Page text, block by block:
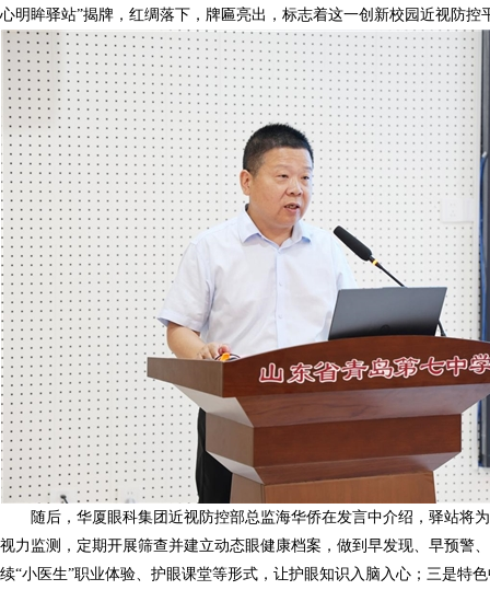
心明眸驿站”揭牌，红绸落下，牌匾亮出，标志着这一创新校园近视防控
随后，华厦眼科集团近视防控部总监海华侨在发言中介绍，驿站将
视力监测，定期开展筛查并建立动态眼健康档案，做到早发现、早预警
续“小医生”职业体验、护眼课堂等形式，让护眼知识入脑入心；三是特